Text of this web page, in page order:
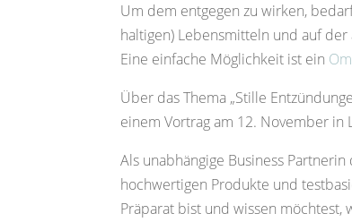
Um dem entgegen zu wirken,
haltigen) Lebensmitteln und auf
Eine einfache Möglichkeit ist ein
Über das Thema „Stille
einem Vortrag am 12. November
Als unabhängige Business
hochwertigen Produkte und
Präparat bist und wissen möchtest,